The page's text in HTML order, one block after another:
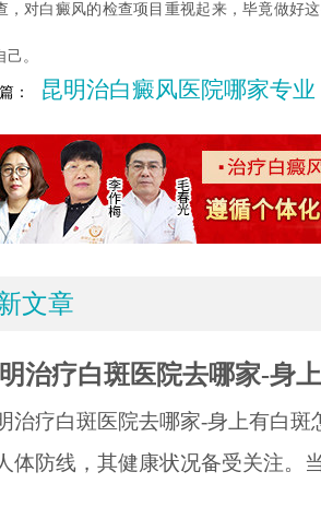
，对白癜风的检查项目重视起来，毕竟做好
。
： 昆明治白癜风医院哪家专业
文章
治疗白斑医院去哪家-身
治疗白斑医院去哪家-身上有白
体防线，其健康状况备受关注。